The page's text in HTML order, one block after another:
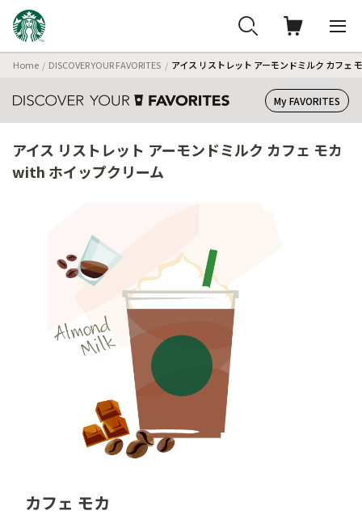
Home DISCOVER YOUR FAVORITES アイス リストレット アーモンドミルク カフェ
My FAVORITES
アイス リストレット アーモンドミルク カフェ モカ
with ホイップクリーム
カフェ モカ